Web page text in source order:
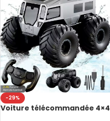
-29%
Voiture télécommandée 4×4